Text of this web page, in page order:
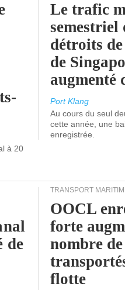
à 20
Le trafic
semestriel
détroits
de
augmenté
Port Klang
Au cours du seul
cette année, une
enregistrée.
de
TRANSPORT
OOCL
forte
nombre
flotte